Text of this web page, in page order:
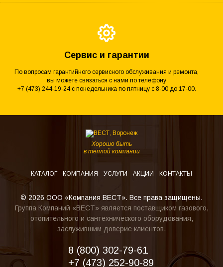
Сервис и гарантии
По вопросам гарантийного сервисного обслуживания и ремонта,
вы можете связаться с нами по телефону
+7 (473) 244-19-24 с понедельника по пятницу с 8-00 до 17-00.
Хорошо быть
в теплой компании
КАТАЛОГ КОМПАНИЯ УСЛУГИ АКЦИИ КОНТАКТЫ
© 2026 ООО «Компания ВЕСТ». Все права защищены.
Группа Компаний «ВЕСТ» является поставщиком газового,
отопительного и сантехнического оборудования,
заслужившим доверие клиентов.
8 (800) 302-79-61
+7 (473) 252-90-89